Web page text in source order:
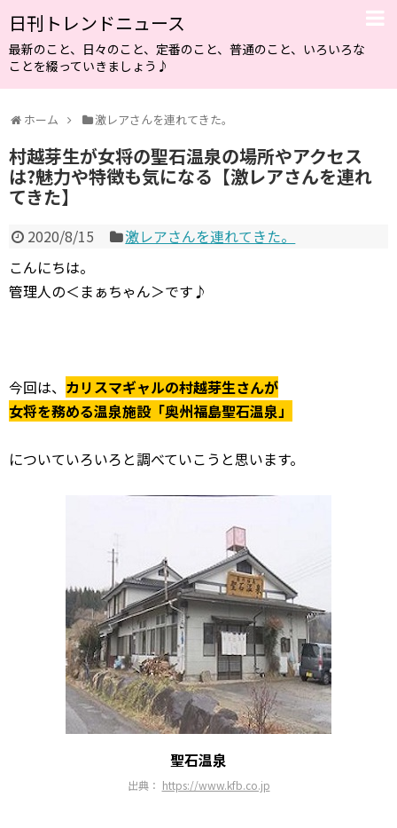
日刊トレンドニュース
最新のこと、日々のこと、定番のこと、普通のこと、いろいろな
ことを綴っていきましょう♪
ホーム 激レアさんを連れてきた。
村越芽生が女将の聖石温泉の場所やアクセス
は?魅力や特徴も気になる【激レアさんを連れ
てきた】
2020/8/15
激レアさんを連れてきた。
こんにちは。
管理人の＜まぁちゃん＞です♪
今回は、 カリスマギャルの村越芽生さんが
女将を務める温泉施設「奥州福島聖石温泉」
についていろいろと調べていこうと思います。
聖石温泉
出典： https://www.kfb.co.jp